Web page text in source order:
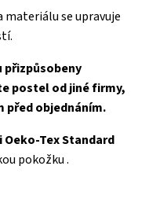
materiálu se upravuje
postel od jiné firmy,
před objednáním.
Tex Standard
pokožku .